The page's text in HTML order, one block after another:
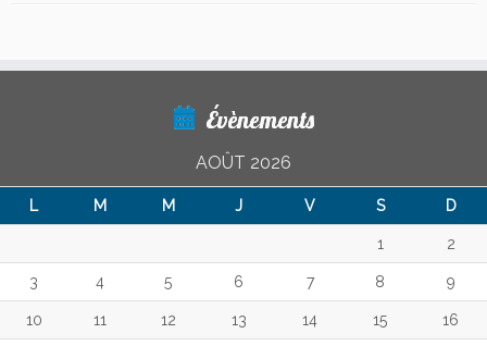
Évènements
AOÛT 2026
L M M J V S D
1 2
3 4 5 6 7 8 9
10 11 12 13 14 15 16